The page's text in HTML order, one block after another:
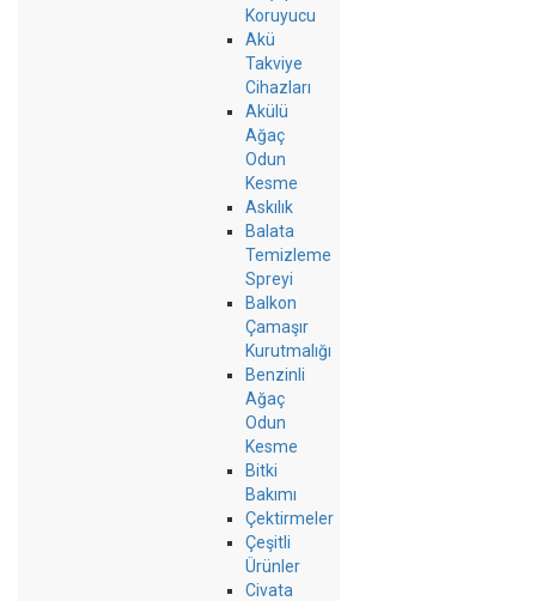
Koruyucu
Akü
Takviye
Cihazları
Akülü
Ağaç
Odun
Kesme
Askılık
Balata
Temizleme
Spreyi
Balkon
Çamaşır
Kurutmalığı
Benzinli
Ağaç
Odun
Kesme
Bitki
Bakımı
Çektirmeler
Çeşitli
Ürünler
Civata